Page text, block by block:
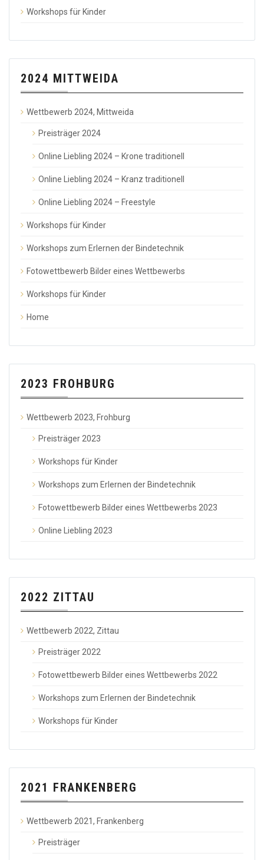
Workshops für Kinder
2024 MITTWEIDA
Wettbewerb 2024, Mittweida
Preisträger 2024
Online Liebling 2024 – Krone traditionell
Online Liebling 2024 – Kranz traditionell
Online Liebling 2024 – Freestyle
Workshops für Kinder
Workshops zum Erlernen der Bindetechnik
Fotowettbewerb Bilder eines Wettbewerbs
Workshops für Kinder
Home
2023 FROHBURG
Wettbewerb 2023, Frohburg
Preisträger 2023
Workshops für Kinder
Workshops zum Erlernen der Bindetechnik
Fotowettbewerb Bilder eines Wettbewerbs 2023
Online Liebling 2023
2022 ZITTAU
Wettbewerb 2022, Zittau
Preisträger 2022
Fotowettbewerb Bilder eines Wettbewerbs 2022
Workshops zum Erlernen der Bindetechnik
Workshops für Kinder
2021 FRANKENBERG
Wettbewerb 2021, Frankenberg
Preisträger